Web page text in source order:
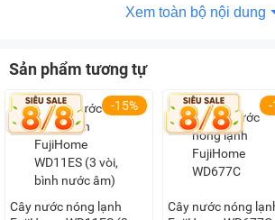
người dùng có thể dễ dàng di chuyển.
lạnh FujiHome có 3 vòi lấy nước nóng,
ứng mọi nhu cầu uống nước khác nhau.
Công suất cao, làm nóng và làm lạnh
Cây nước nóng lạnh FujiHome WD61E
Xem toàn bộ nội dung
Sản phẩm tương tự
-15%
Cây nước nóng lạnh
-
Cây nước nóng